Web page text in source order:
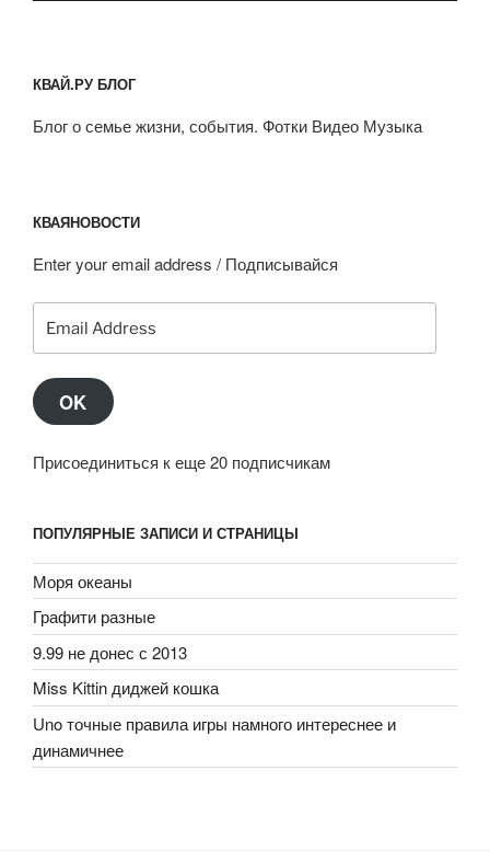
КВАЙ.РУ БЛОГ
Блог о семье жизни, события. Фотки Видео Музыка
КВАЯНОВОСТИ
Enter your email address / Подписывайся
Address
OK
Присоединиться к еще 20 подписчикам
ПОПУЛЯРНЫЕ ЗАПИСИ И СТРАНИЦЫ
Моря океаны
Графити разные
9.99 не донес с 2013
Miss Kittin диджей кошка
Uno точные правила игры намного интереснее и
динамичнее